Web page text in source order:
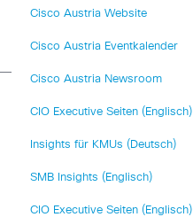
Cisco Austria Website
Cisco Austria Eventkalender
Cisco Austria Newsroom
CIO Executive Seiten (Englisch)
Insights für KMUs (Deutsch)
SMB Insights (Englisch)
CIO Executive Seiten (Englisch)